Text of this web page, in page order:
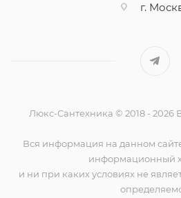
г.
Люкс-Сантехника © 2018 - 2026
Вся информация на данном
информационный
и ни при каких условиях не